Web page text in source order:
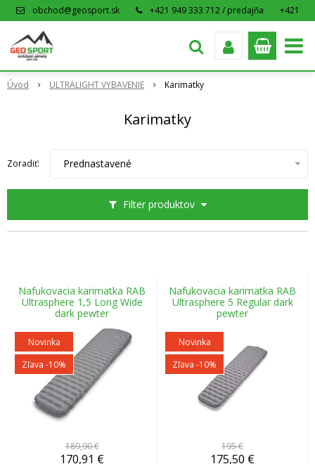
obchod@geosport.sk +421 949 333 712 / predajňa
+421
Úvod ULTRALIGHT VYBAVENIE Karimatky
Karimatky
Filter produktov
Zoradiť: Prednastavené
Nafukovacia karimatka RAB
Ultrasphere 1,5 Long Wide
dark pewter
Novinka
Zľava -10%
189,90 €
170,91 €
Nafukovacia karimatka RAB
Ultrasphere 5 Regular dark
pewter
Novinka
Zľava -10%
195 €
175,50 €